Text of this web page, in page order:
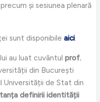
și sesiunea plenară
sunt disponibileaici
au luat cuvântulprof.
din București
Universității de Stat din
definirii identității